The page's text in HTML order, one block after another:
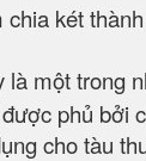
két
là một trong
phủ
cho tàu